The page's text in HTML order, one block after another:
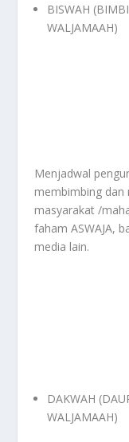
BISWAH
WALJAMAAH)
Menjadwal
membimbing dan
masyarakat /
faham ASWAJA,
media lain.
DAKWAH
WALJAMAAH)